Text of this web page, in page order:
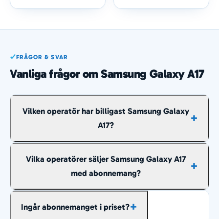
FRÅGOR & SVAR
Vanliga frågor om Samsung Galaxy A17
Vilken operatör har billigast Samsung Galaxy
A17?
179 kr/mån räknat över hela avbetalningstiden.
Listan ovan uppdateras dagligen, så kontrollera
alltid dagens pris innan du beställer.
Vilka operatörer säljer Samsung Galaxy A17
med abonnemang?
abonnemang hos 5 operatörer på sidan (Hallon,
Ingår abonnemanget i priset?